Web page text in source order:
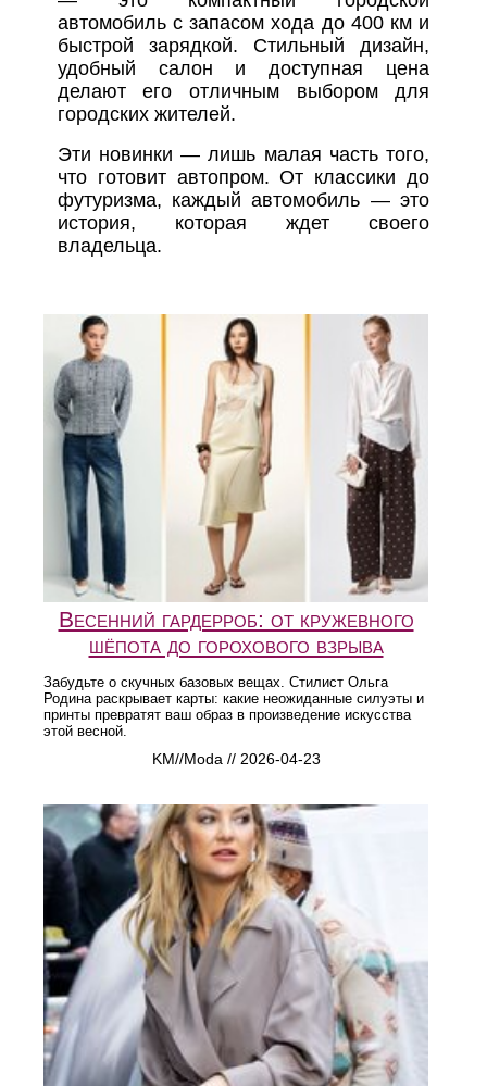
автомобиль с запасом хода до 400 км и
быстрой зарядкой. Стильный дизайн,
удобный салон и доступная цена
делают его отличным выбором для
городских жителей.
Эти новинки — лишь малая часть того,
что готовит автопром. От классики до
футуризма, каждый автомобиль — это
история, которая ждет своего
владельца.
Весенний гардерроб: от кружевного
шёпота до горохового взрыва
Забудьте о скучных базовых вещах. Стилист Ольга
Родина раскрывает карты: какие неожиданные силуэты и
принты превратят ваш образ в произведение искусства
этой весной.
KM//Moda // 2026-04-23